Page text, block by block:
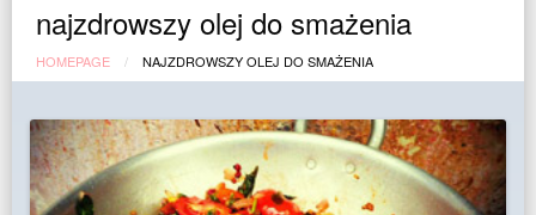
najzdrowszy olej do smażenia
HOMEPAGE NAJZDROWSZY OLEJ DO SMAŻENIA